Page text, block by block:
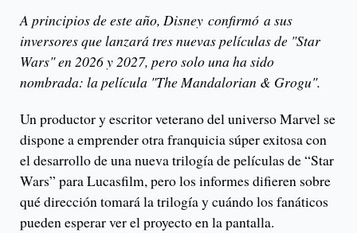
A principios de este año, Disney confirmó a sus
inversores que lanzará tres nuevas películas de "Star
Wars" en 2026 y 2027, pero solo una ha sido
nombrada: la película "The Mandalorian & Grogu".
Un productor y escritor veterano del universo Marvel se
dispone a emprender otra franquicia súper exitosa con
el desarrollo de una nueva trilogía de películas de “Star
Wars” para Lucasfilm, pero los informes difieren sobre
qué dirección tomará la trilogía y cuándo los fanáticos
pueden esperar ver el proyecto en la pantalla.